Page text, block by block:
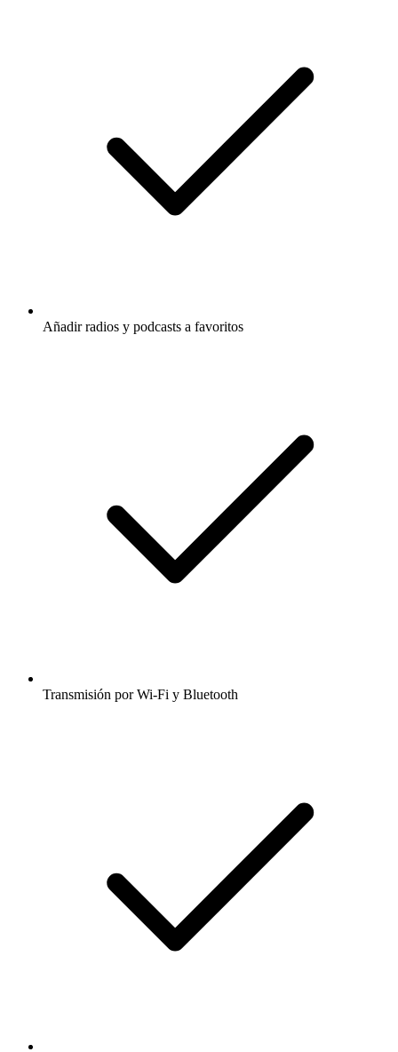
Añadir radios y podcasts a favoritos
Transmisión por Wi-Fi y Bluetooth